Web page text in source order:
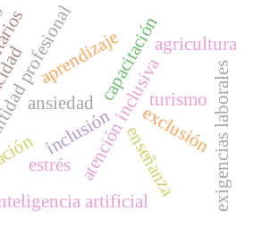
atención inclusiva
enseñanza
aprendizaje
inclusión exclusión
capacitación
artificial
estrés
ansiedad exigencias laborales
agricultura
turismo